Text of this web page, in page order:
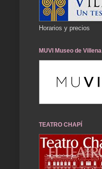
Horarios y precios
MUVI Museo de Villena
TEATRO CHAPÍ